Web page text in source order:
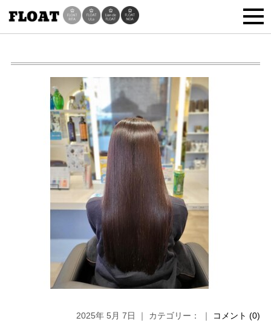
2025年 5月 7日 ｜ カテゴリー： ｜ コメント (0)